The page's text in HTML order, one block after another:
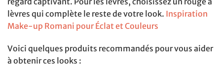
lèvres qui complète le reste de votre look. Inspiration
Make-up Romani pour Éclat et Couleurs
Voici quelques produits recommandés pour vous aider
à obtenir ces looks :